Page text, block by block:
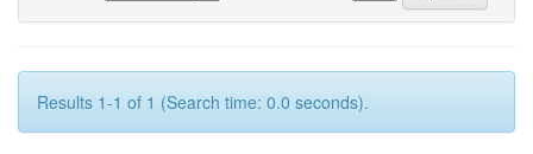
Results 1-1 of 1 (Search time: 0.0 seconds).